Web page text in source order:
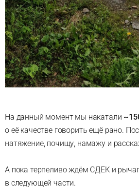
На данный момент мы накатали
о её качестве говорить ещё рано.
натяжение, почищу, намажу и
А пока терпеливо ждём СДЕК и
в следующей части.